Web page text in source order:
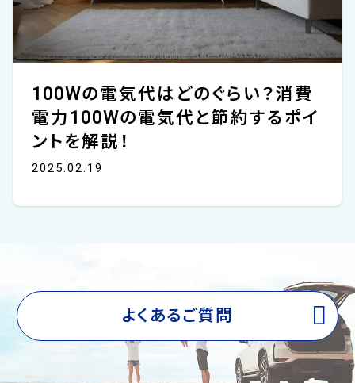
100Wの電気代はどのぐらい？消費
電力100Wの電気代と節約するポイ
ントを解説！
2025.02.19
よくあるご質問